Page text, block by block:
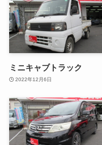
ミニキャブトラック
2022年12月6日